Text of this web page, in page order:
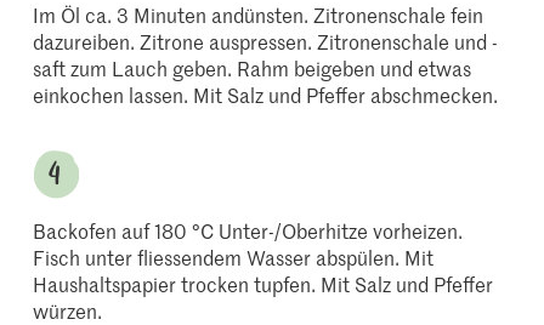
Im Öl ca. 3 Minuten andünsten. Zitronenschale fein
dazureiben. Zitrone auspressen. Zitronenschale und -
saft zum Lauch geben. Rahm beigeben und etwas
einkochen lassen. Mit Salz und Pfeffer abschmecken.
Backofen auf 180 °C Unter-/Oberhitze vorheizen.
Fisch unter fliessendem Wasser abspülen. Mit
Haushaltspapier trocken tupfen. Mit Salz und Pfeffer
würzen.